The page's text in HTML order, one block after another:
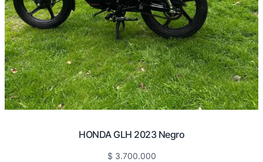
HONDA GLH 2023 Negro
$ 3.700.000